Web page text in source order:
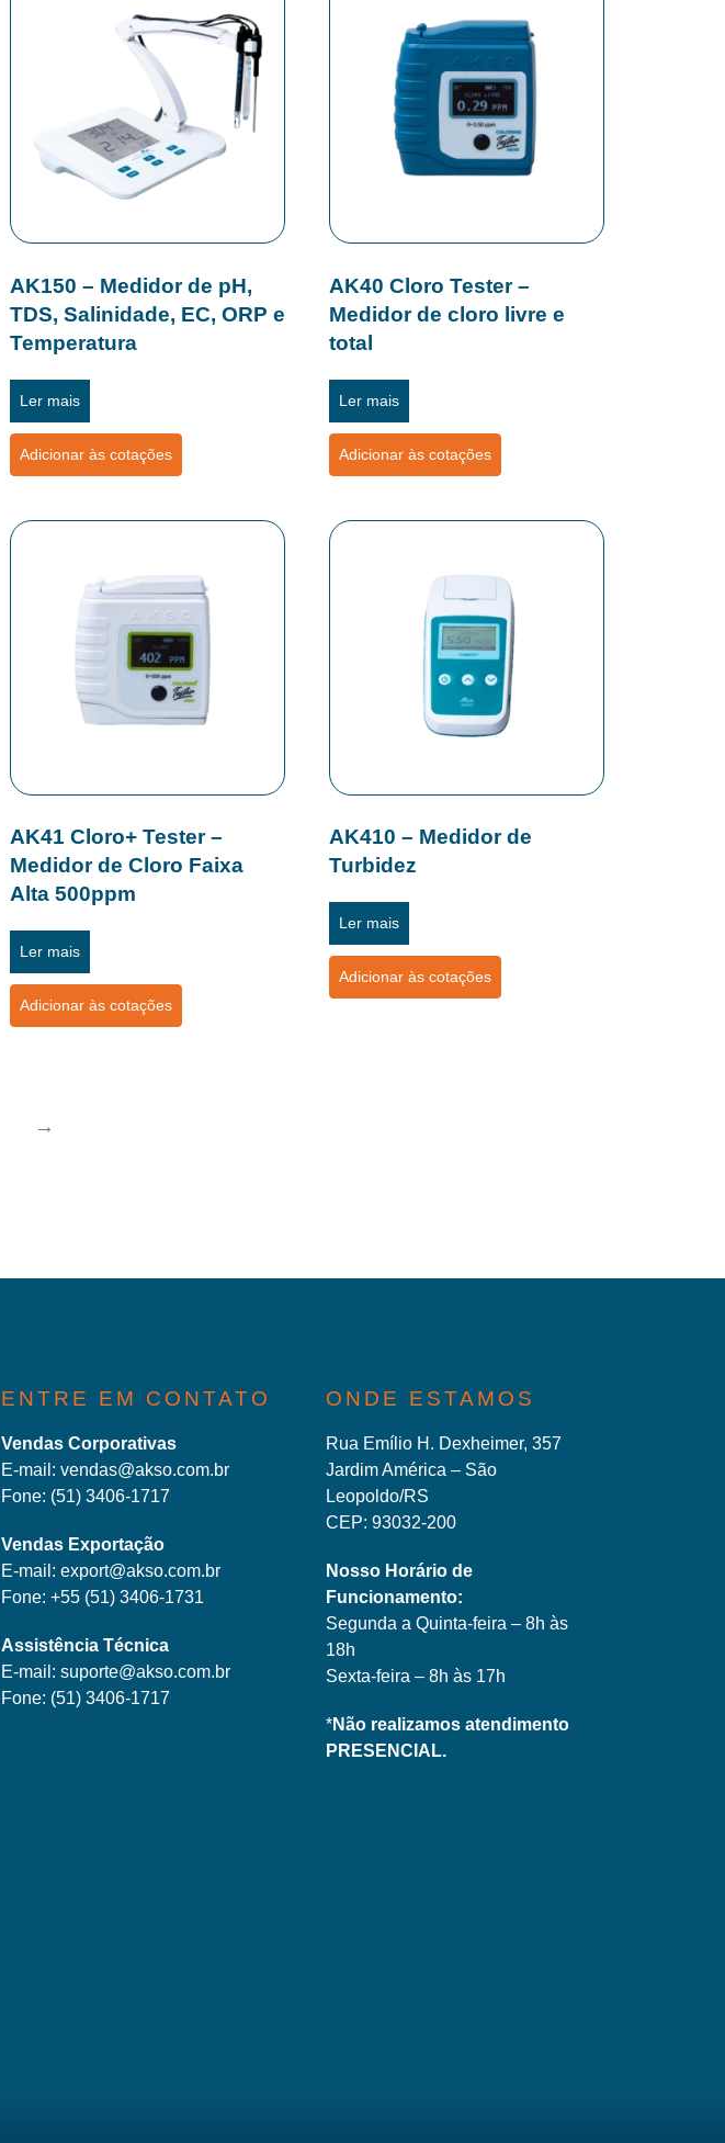
AK150 – Medidor de pH,
TDS, Salinidade, EC, ORP e
Temperatura
Ler mais
Adicionar às cotações
AK40 Cloro Tester –
Medidor de cloro livre e
total
Ler mais
Adicionar às cotações
AK41 Cloro+ Tester –
Medidor de Cloro Faixa
Alta 500ppm
Ler mais
Adicionar às cotações
AK410 – Medidor de
Turbidez
Ler mais
Adicionar às cotações
→
ENTRE EM CONTATO
Vendas Corporativas
E-mail:vendas@akso.com.br
Fone: (51) 3406-1717
Vendas Exportação
E-mail:export@akso.com.br
Fone:+55 (51) 3406-1731
Assistência Técnica
E-mail:suporte@akso.com.br
Fone: (51) 3406-1717
ONDE ESTAMOS
Rua Emílio H. Dexheimer, 357
Jardim América – São
Leopoldo/RS
CEP: 93032-200
Nosso Horário de
Funcionamento:
Segunda a Quinta-feira – 8h às
18h
Sexta-feira – 8h às 17h
*Não realizamos atendimento
PRESENCIAL.